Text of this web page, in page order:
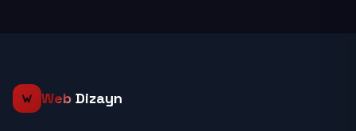
Web Dizayn